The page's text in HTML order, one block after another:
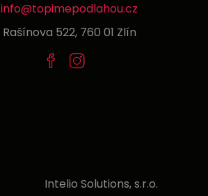
info@topimepodlahou.cz
Rašínova 522, 760 01 Zlín
Facebook
Intelio Solutions, s.r.o.